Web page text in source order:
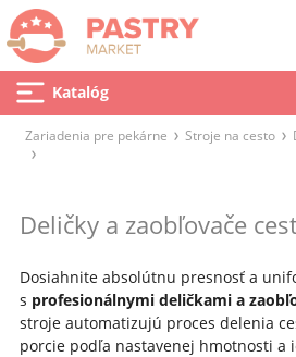
Katalóg
Zariadenia pre pekárne Stroje na cesto
Deličky a zaobľovače
Dosiahnite absolútnu presnosť a
s profesionálnymi deličkami a
stroje automatizujú proces delenia
porcie podľa nastavenej hmotnosti a